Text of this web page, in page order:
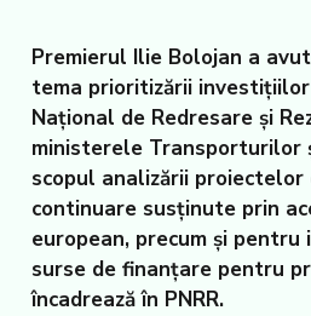
Premierul Ilie Bolojan a
tema prioritizării
Național de Redresare și
ministerele Transporturilor
scopul analizării proiectelor
continuare susținute prin
european, precum și
surse de finanțare pentru
încadrează în PNRR.